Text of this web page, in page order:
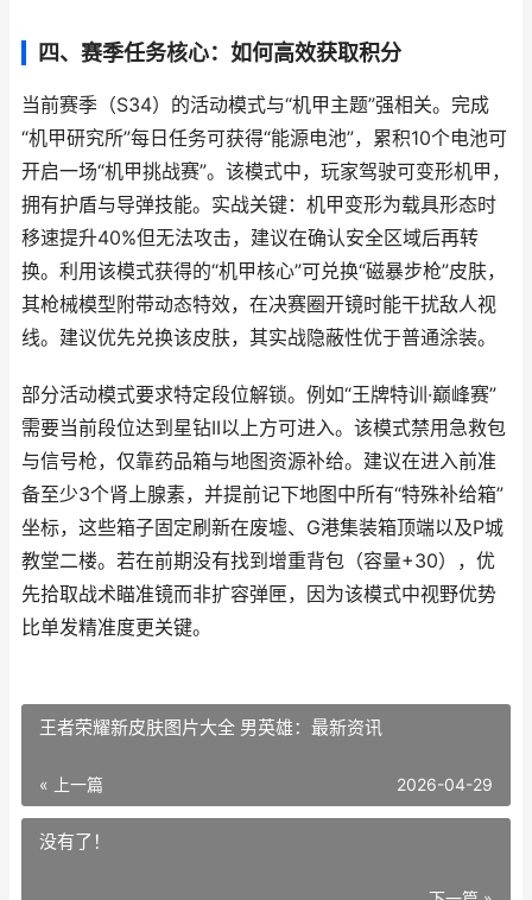
四、赛季任务核心：如何高效获取积分
当前赛季（S34）的活动模式与“机甲主题”强相关。完成
“机甲研究所”每日任务可获得“能源电池”，累积10个电池可
开启一场“机甲挑战赛”。该模式中，玩家驾驶可变形机甲，
拥有护盾与导弹技能。实战关键：机甲变形为载具形态时
移速提升40%但无法攻击，建议在确认安全区域后再转
换。利用该模式获得的“机甲核心”可兑换“磁暴步枪”皮肤，
其枪械模型附带动态特效，在决赛圈开镜时能干扰敌人视
线。建议优先兑换该皮肤，其实战隐蔽性优于普通涂装。
部分活动模式要求特定段位解锁。例如“王牌特训·巅峰赛”
需要当前段位达到星钻II以上方可进入。该模式禁用急救包
与信号枪，仅靠药品箱与地图资源补给。建议在进入前准
备至少3个肾上腺素，并提前记下地图中所有“特殊补给箱”
坐标，这些箱子固定刷新在废墟、G港集装箱顶端以及P城
教堂二楼。若在前期没有找到增重背包（容量+30），优
先拾取战术瞄准镜而非扩容弹匣，因为该模式中视野优势
比单发精准度更关键。
王者荣耀新皮肤图片大全 男英雄：最新资讯
« 上一篇 2026-04-29
没有了！